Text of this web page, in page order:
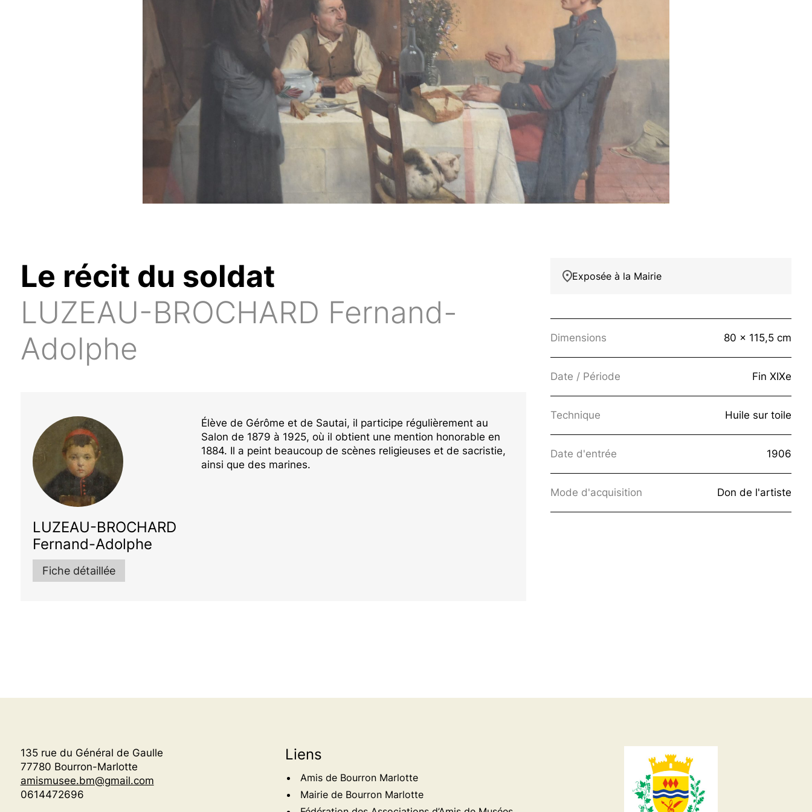
Le récit du soldat
LUZEAU-BROCHARD Fernand-
Adolphe
LUZEAU-BROCHARD
Fernand-Adolphe
Fiche détaillée
Élève de Gérôme et de Sautai, il participe régulièrement au
Salon de 1879 à 1925, où il obtient une mention honorable en
1884. Il a peint beaucoup de scènes religieuses et de sacristie,
ainsi que des marines.
Exposée à la Mairie
Dimensions 80 x 115,5 cm
Date / Période Fin XIXe
Technique Huile sur toile
Date d'entrée 1906
Mode d'acquisition Don de l'artiste
135 rue du Général de Gaulle
77780 Bourron-Marlotte
amismusee.bm@gmail.com
0614472696
Liens
Amis de Bourron Marlotte
Mairie de Bourron Marlotte